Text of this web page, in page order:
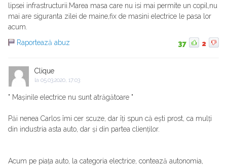
lipsei infrastructurii.Marea masa care nu isi mai permite un copil,nu
mai are siguranta zilei de maine,fix de masini electrice le pasa lor
acum.
Raportează abuz
37 2
Clique
la 05.03.2020, 17:03
" Mașinile electrice nu sunt atrăgătoare "
Păi nenea Carlos îmi cer scuze, dar îți spun că ești prost, ca mulți
din industria asta auto, dar și din partea clienților.
Acum pe piața auto, la categoria electrice, contează autonomia,